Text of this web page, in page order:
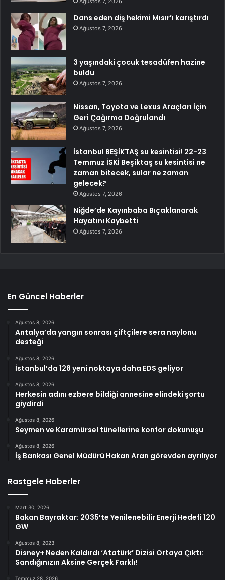
Dans eden diş hekimi Mısır’ı karıştırdı
Ağustos 7, 2026
3 yaşındaki çocuk tesadüfen hazine
buldu
Ağustos 7, 2026
Nissan, Toyota ve Lexus Araçları İçin
Geri Çağırma Doğrulandı
Ağustos 7, 2026
İstanbul BEŞİKTAŞ su kesintisi! 22-23
Temmuz İSKİ Beşiktaş su kesintisi ne
zaman bitecek, sular ne zaman
gelecek?
Ağustos 7, 2026
Niğde’de Kayınbaba Bıçaklanarak
Hayatını Kaybetti
Ağustos 7, 2026
En Güncel Haberler
Ağustos 8, 2026
Antalya’da yangın sonrası çiftçilere sera naylonu
desteği
Ağustos 8, 2026
İstanbul’da 128 yeni noktaya daha EDS geliyor
Ağustos 8, 2026
Herkesin adını ezbere bildiği annesine elindeki şortu
giydirdi
Ağustos 8, 2026
Seymen ve Karamürsel tünellerine konfor dokunuşu
Ağustos 8, 2026
İş Bankası Genel Müdürü Hakan Aran görevden ayrılıyor
Rastgele Haberler
Mart 30, 2026
Bakan Bayraktar: 2035’te Yenilenebilir Enerji Hedefi 120
GW
Ağustos 8, 2023
Disney+ Neden Kaldırdı ‘Atatürk’ Dizisi Ortaya Çıktı:
Sandığınızın Aksine Gerçek Farklı!
Temmuz 28, 2026